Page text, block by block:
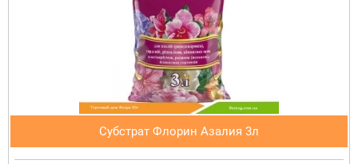
Субстрат Флорин Азалия 3л